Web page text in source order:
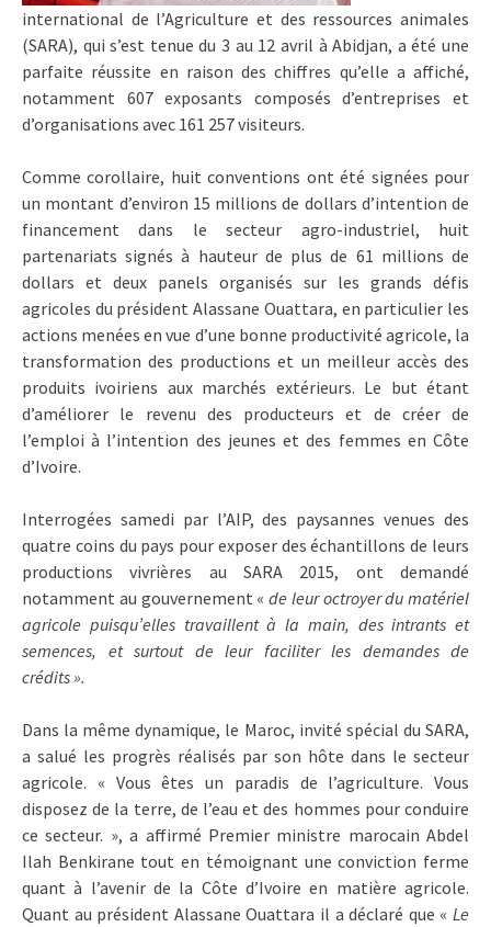
international de l’Agriculture et des ressources animales
(SARA), qui s’est tenue du 3 au 12 avril à Abidjan, a été une
parfaite réussite en raison des chiffres qu’elle a affiché,
notamment 607 exposants composés d’entreprises et
d’organisations avec 161 257 visiteurs.
Comme corollaire, huit conventions ont été signées pour
un montant d’environ 15 millions de dollars d’intention de
financement dans le secteur agro-industriel, huit
partenariats signés à hauteur de plus de 61 millions de
dollars et deux panels organisés sur les grands défis
agricoles du président Alassane Ouattara, en particulier les
actions menées en vue d’une bonne productivité agricole, la
transformation des productions et un meilleur accès des
produits ivoiriens aux marchés extérieurs. Le but étant
d’améliorer le revenu des producteurs et de créer de
l’emploi à l’intention des jeunes et des femmes en Côte
d’Ivoire.
Interrogées samedi par l’AIP, des paysannes venues des
quatre coins du pays pour exposer des échantillons de leurs
productions vivrières au SARA 2015, ont demandé
notamment au gouvernement « de leur octroyer du matériel
agricole puisqu’elles travaillent à la main, des intrants et
semences, et surtout de leur faciliter les demandes de
crédits ».
Dans la même dynamique, le Maroc, invité spécial du SARA,
a salué les progrès réalisés par son hôte dans le secteur
agricole. « Vous êtes un paradis de l’agriculture. Vous
disposez de la terre, de l’eau et des hommes pour conduire
ce secteur. », a affirmé Premier ministre marocain Abdel
Ilah Benkirane tout en témoignant une conviction ferme
quant à l’avenir de la Côte d’Ivoire en matière agricole.
Quant au président Alassane Ouattara il a déclaré que « Le